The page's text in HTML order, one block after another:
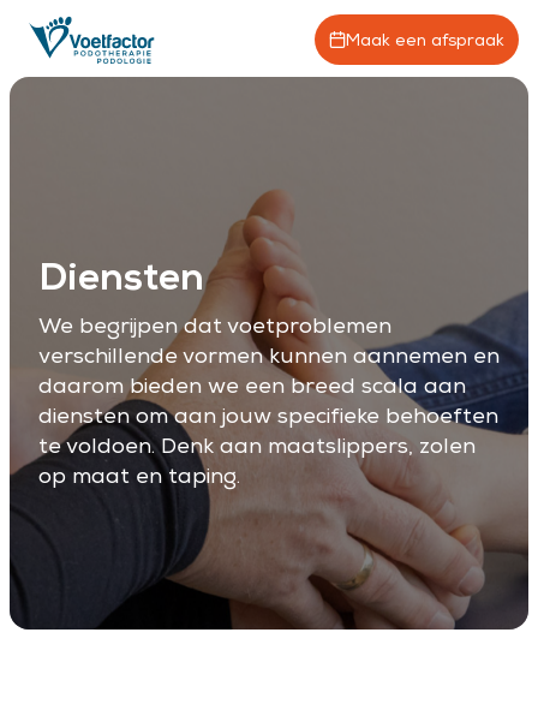
Maak een afspraak
Diensten
We begrijpen dat voetproblemen
verschillende vormen kunnen aannemen en
daarom bieden we een breed scala aan
diensten om aan jouw specifieke behoeften
te voldoen. Denk aan maatslippers, zolen
op maat en taping.